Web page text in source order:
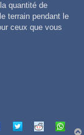
quantité de
terrain pendant le
ceux que vous